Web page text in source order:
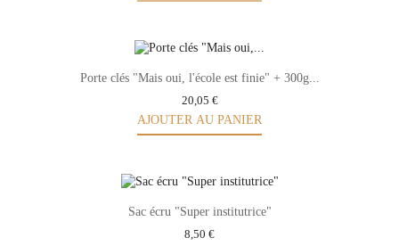
Porte clés "Mais oui, l'école est finie" + 300g...
20,05 €
AJOUTER AU PANIER
Sac écru "Super institutrice"
8,50 €